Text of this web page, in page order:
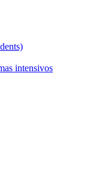
intensivos